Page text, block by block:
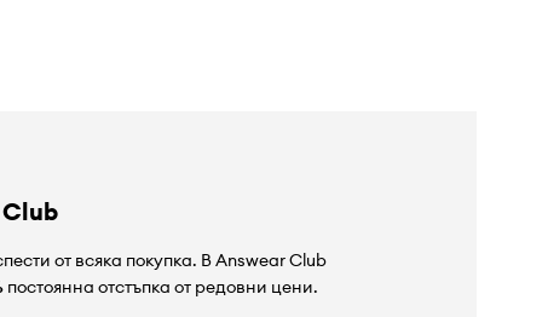
от всяка покупка. В Answear Club
постоянна отстъпка от редовни цени.